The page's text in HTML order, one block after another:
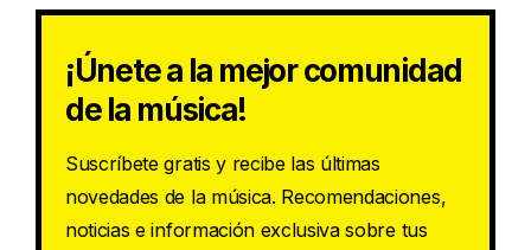
¡Únete a la mejor comunidad
de la música!
Suscríbete gratis y recibe las últimas
novedades de la música. Recomendaciones,
noticias e información exclusiva sobre tus